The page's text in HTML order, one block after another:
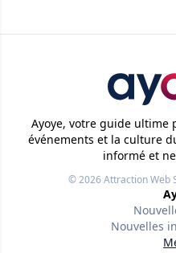
Ayoye, votre guide ultime
événements et la culture
informé et
© 2026Attraction Web
Nouvelles